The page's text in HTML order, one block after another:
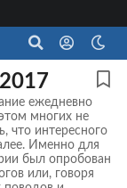
ежедневно
многих не
что интересного
Именно для
был опробован
или, говоря